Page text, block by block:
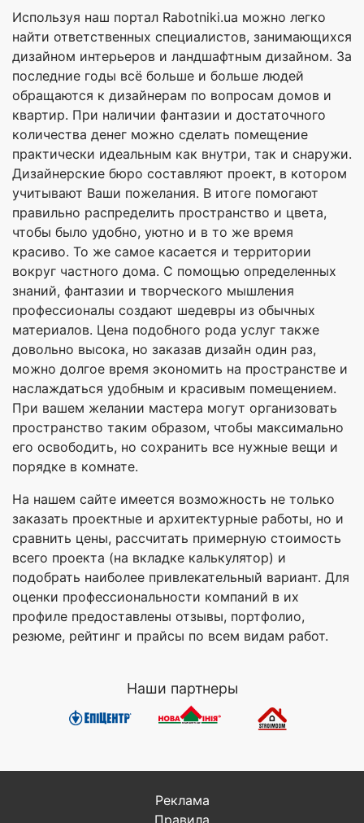
Используя наш портал Rabotniki.ua можно легко
найти ответственных специалистов, занимающихся
дизайном интерьеров и ландшафтным дизайном. За
последние годы всё больше и больше людей
обращаются к дизайнерам по вопросам домов и
квартир. При наличии фантазии и достаточного
количества денег можно сделать помещение
практически идеальным как внутри, так и снаружи.
Дизайнерские бюро составляют проект, в котором
учитывают Ваши пожелания. В итоге помогают
правильно распределить пространство и цвета,
чтобы было удобно, уютно и в то же время
красиво. То же самое касается и территории
вокруг частного дома. С помощью определенных
знаний, фантазии и творческого мышления
профессионалы создают шедевры из обычных
материалов. Цена подобного рода услуг также
довольно высока, но заказав дизайн один раз,
можно долгое время экономить на пространстве и
наслаждаться удобным и красивым помещением.
При вашем желании мастера могут организовать
пространство таким образом, чтобы максимально
его освободить, но сохранить все нужные вещи и
порядке в комнате.
На нашем сайте имеется возможность не только
заказать проектные и архитектурные работы, но и
сравнить цены, рассчитать примерную стоимость
всего проекта (на вкладке калькулятор) и
подобрать наиболее привлекательный вариант. Для
оценки профессиональности компаний в их
профиле предоставлены отзывы, портфолио,
резюме, рейтинг и прайсы по всем видам работ.
Наши партнеры
Реклама